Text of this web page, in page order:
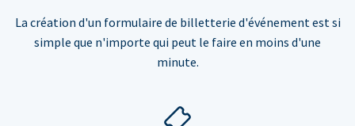
La création d'un formulaire de billetterie d'événement est si
simple que n'importe qui peut le faire en moins d'une
minute.